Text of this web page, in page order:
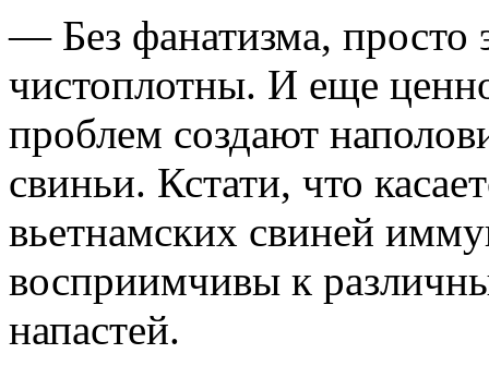
— Без фанатизма, просто
чистоплотны. И еще
проблем создают
свиньи. Кстати, что
вьетнамских свиней
восприимчивы к
напастей.